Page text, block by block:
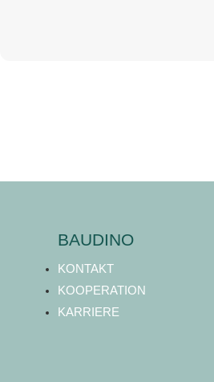
BAUDINO
KONTAKT
KOOPERATION
KARRIERE